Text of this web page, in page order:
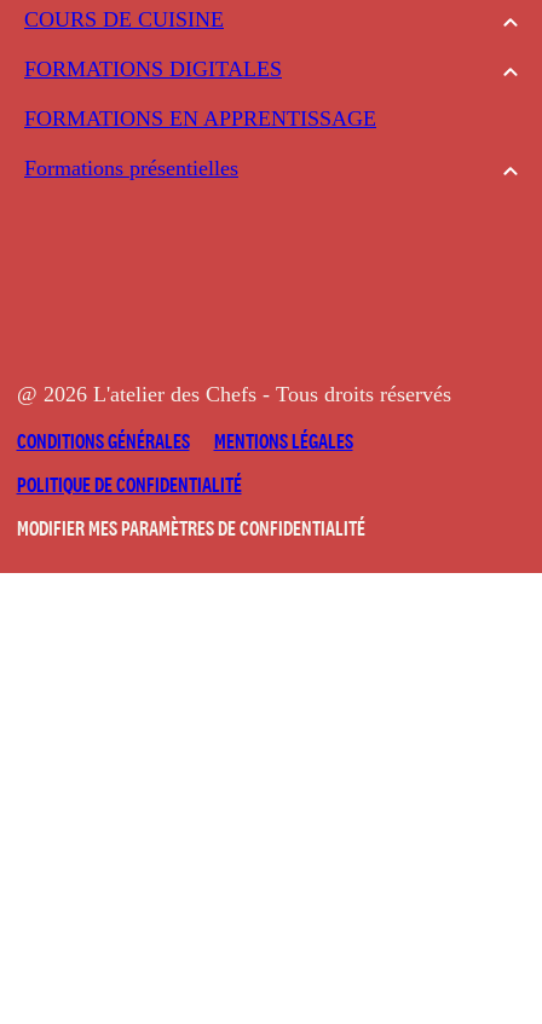
COURS DE CUISINE
FORMATIONS DIGITALES
FORMATIONS EN APPRENTISSAGE
Formations présentielles
@ 2026 L'atelier des Chefs - Tous droits réservés
CONDITIONS GÉNÉRALES
MENTIONS LÉGALES
POLITIQUE DE CONFIDENTIALITÉ
MODIFIER MES PARAMÈTRES DE CONFIDENTIALITÉ